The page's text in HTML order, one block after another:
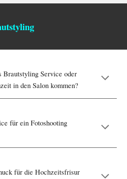
Brautstyling Service oder
in den Salon kommen?
für ein Fotoshooting
für die Hochzeitsfrisur